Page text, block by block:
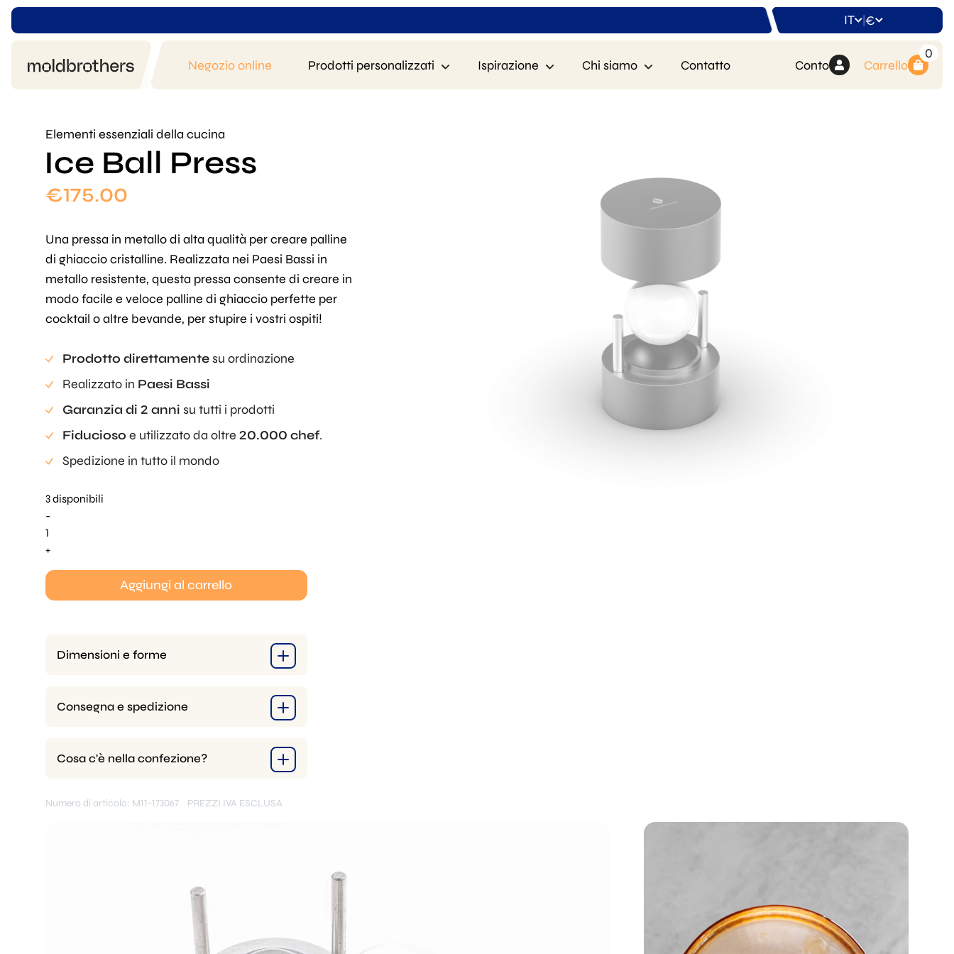
IT | €
Negozio online Prodotti personalizzati Ispirazione Chi siamo Contatto Conto
0
Carrello
Elementi essenziali della cucina
Ice Ball Press
€175.00
Una pressa in metallo di alta qualità per creare palline
di ghiaccio cristalline. Realizzata nei Paesi Bassi in
metallo resistente, questa pressa consente di creare in
modo facile e veloce palline di ghiaccio perfette per
cocktail o altre bevande, per stupire i vostri ospiti!
Prodotto direttamentesu ordinazione
Realizzato in Paesi Bassi
Garanzia di 2 anni su tutti i prodotti
Fiducioso e utilizzato da oltre 20.000 chef.
Spedizione in tutto il mondo
3 disponibili
-
Quantità
di
Press
+
Aggiungi al carrello
Dimensioni e forme
Consegna e spedizione
Cosa c'è nella confezione?
Numero di articolo: M11-173067 PREZZI IVA ESCLUSA